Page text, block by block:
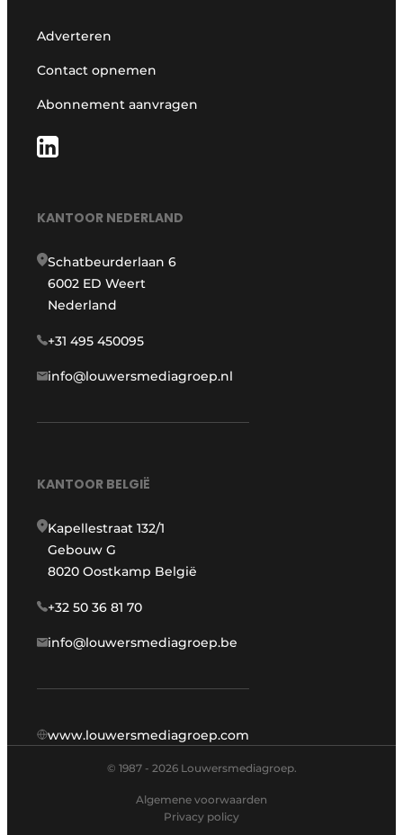
Adverteren
Contact opnemen
Abonnement aanvragen
KANTOOR NEDERLAND
Schatbeurderlaan 6
6002 ED Weert
Nederland
+31 495 450095
info@louwersmediagroep.nl
KANTOOR BELGIË
Kapellestraat 132/1
Gebouw G
8020 Oostkamp België
+32 50 36 81 70
info@louwersmediagroep.be
www.louwersmediagroep.com
© 1987 - 2026 Louwersmediagroep.
Algemene voorwaarden
Privacy policy